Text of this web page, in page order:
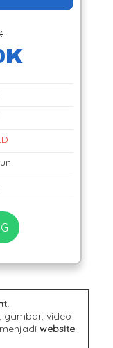
gambar, video
website